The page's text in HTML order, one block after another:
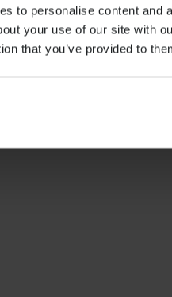
to personalise content and
your use of our site with
that you’ve provided to